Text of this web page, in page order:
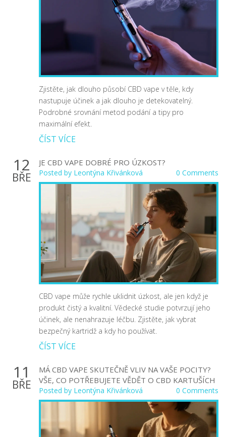
Zjistěte, jak dlouho působí CBD vape v těle, kdy
nastupuje účinek a jak dlouho je detekovatelný.
Podrobné srovnání metod podání a tipy pro
maximální efekt.
ČÍST VÍCE
12
BŘE
JE CBD VAPE DOBRÉ PRO ÚZKOST?
Posted by Leontýna Křivánková 0 Comments
CBD vape může rychle uklidnit úzkost, ale jen když je
produkt čistý a kvalitní. Vědecké studie potvrzují jeho
účinek, ale nenahrazuje léčbu. Zjistěte, jak vybrat
bezpečný kartridž a kdy ho používat.
ČÍST VÍCE
11
BŘE
MÁ CBD VAPE SKUTEČNĚ VLIV NA VAŠE POCITY?
VŠE, CO POTŘEBUJETE VĚDĚT O CBD KARTUŠÍCH
Posted by Leontýna Křivánková 0 Comments